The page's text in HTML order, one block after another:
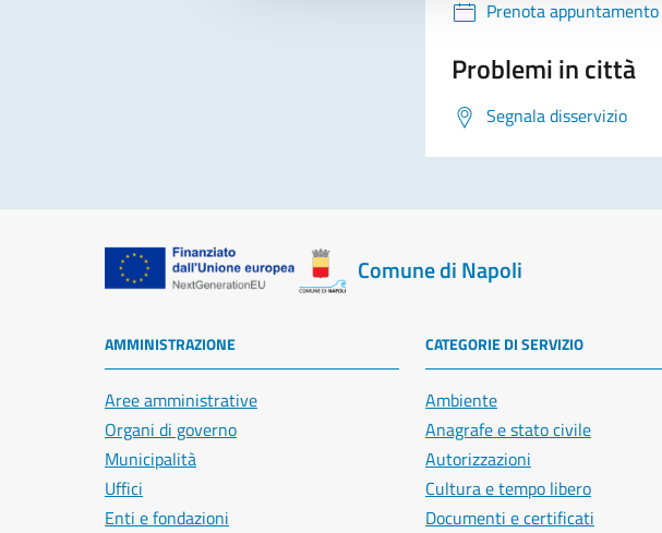
Prenota appuntamento
Problemi in città
Segnala disservizio
Comune di Napoli
AMMINISTRAZIONE
Aree amministrative
Organi di governo
Municipalità
Uffici
Enti e fondazioni
CATEGORIE DI SERVIZIO
Ambiente
Anagrafe e stato civile
Autorizzazioni
Cultura e tempo libero
Documenti e certificati